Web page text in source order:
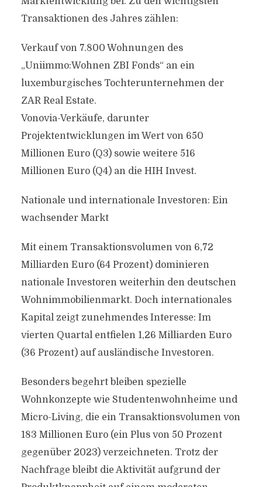
Transaktionen des Jahres zählen:
Verkauf von 7.800 Wohnungen des
„Uniimmo:Wohnen ZBI Fonds“ an ein
luxemburgisches Tochterunternehmen der
ZAR Real Estate.
Vonovia-Verkäufe, darunter
Projektentwicklungen im Wert von 650
Millionen Euro (Q3) sowie weitere 516
Millionen Euro (Q4) an die HIH Invest.
Nationale und internationale Investoren: Ein
wachsender Markt
Mit einem Transaktionsvolumen von 6,72
Milliarden Euro (64 Prozent) dominieren
nationale Investoren weiterhin den deutschen
Wohnimmobilienmarkt. Doch internationales
Kapital zeigt zunehmendes Interesse: Im
vierten Quartal entfielen 1,26 Milliarden Euro
(36 Prozent) auf ausländische Investoren.
Besonders begehrt bleiben spezielle
Wohnkonzepte wie Studentenwohnheime und
Micro-Living, die ein Transaktionsvolumen von
183 Millionen Euro (ein Plus von 50 Prozent
gegenüber 2023) verzeichneten. Trotz der
Nachfrage bleibt die Aktivität aufgrund der